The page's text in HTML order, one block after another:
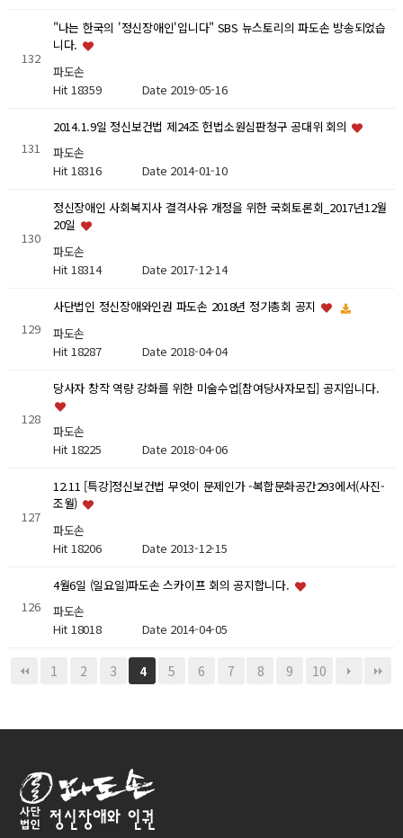
132
"나는 한국의 '정신장애인'입니다" SBS 뉴스토리의 파도손 방송되었습
니다.
파도손
Hit 18359 Date 2019-05-16
131
2014.1.9일 정신보건법 제24조 헌법소원심판청구 공대위 회의
파도손
Hit 18316 Date 2014-01-10
130
정신장애인 사회복지사 결격사유 개정을 위한 국회토론회_2017년12월
20일
파도손
Hit 18314 Date 2017-12-14
129
사단법인 정신장애와인권 파도손 2018년 정기총회 공지
파도손
Hit 18287 Date 2018-04-04
128
당사자 창작 역량 강화를 위한 미술수업[참여당사자모집] 공지입니다.
파도손
Hit 18225 Date 2018-04-06
127
12.11 [특강]정신보건법 무엇이 문제인가 -복합문화공간293에서(사진-
조월)
파도손
Hit 18206 Date 2013-12-15
126
4월6일 (일요일)파도손 스카이프 회의 공지합니다.
파도손
Hit 18018 Date 2014-04-05
1 2 3 4 5 6 7 8 9 10